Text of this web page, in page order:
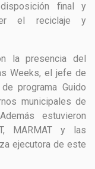
final y
el reciclaje y
la presencia del
Weeks, el jefe de
programa Guido
municipales de
estuvieron
MARMAT y las
ejecutora de este